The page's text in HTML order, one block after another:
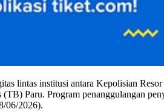
lintas institusi antara Kepolisian
Paru. Program penanggulangan
06/2026).